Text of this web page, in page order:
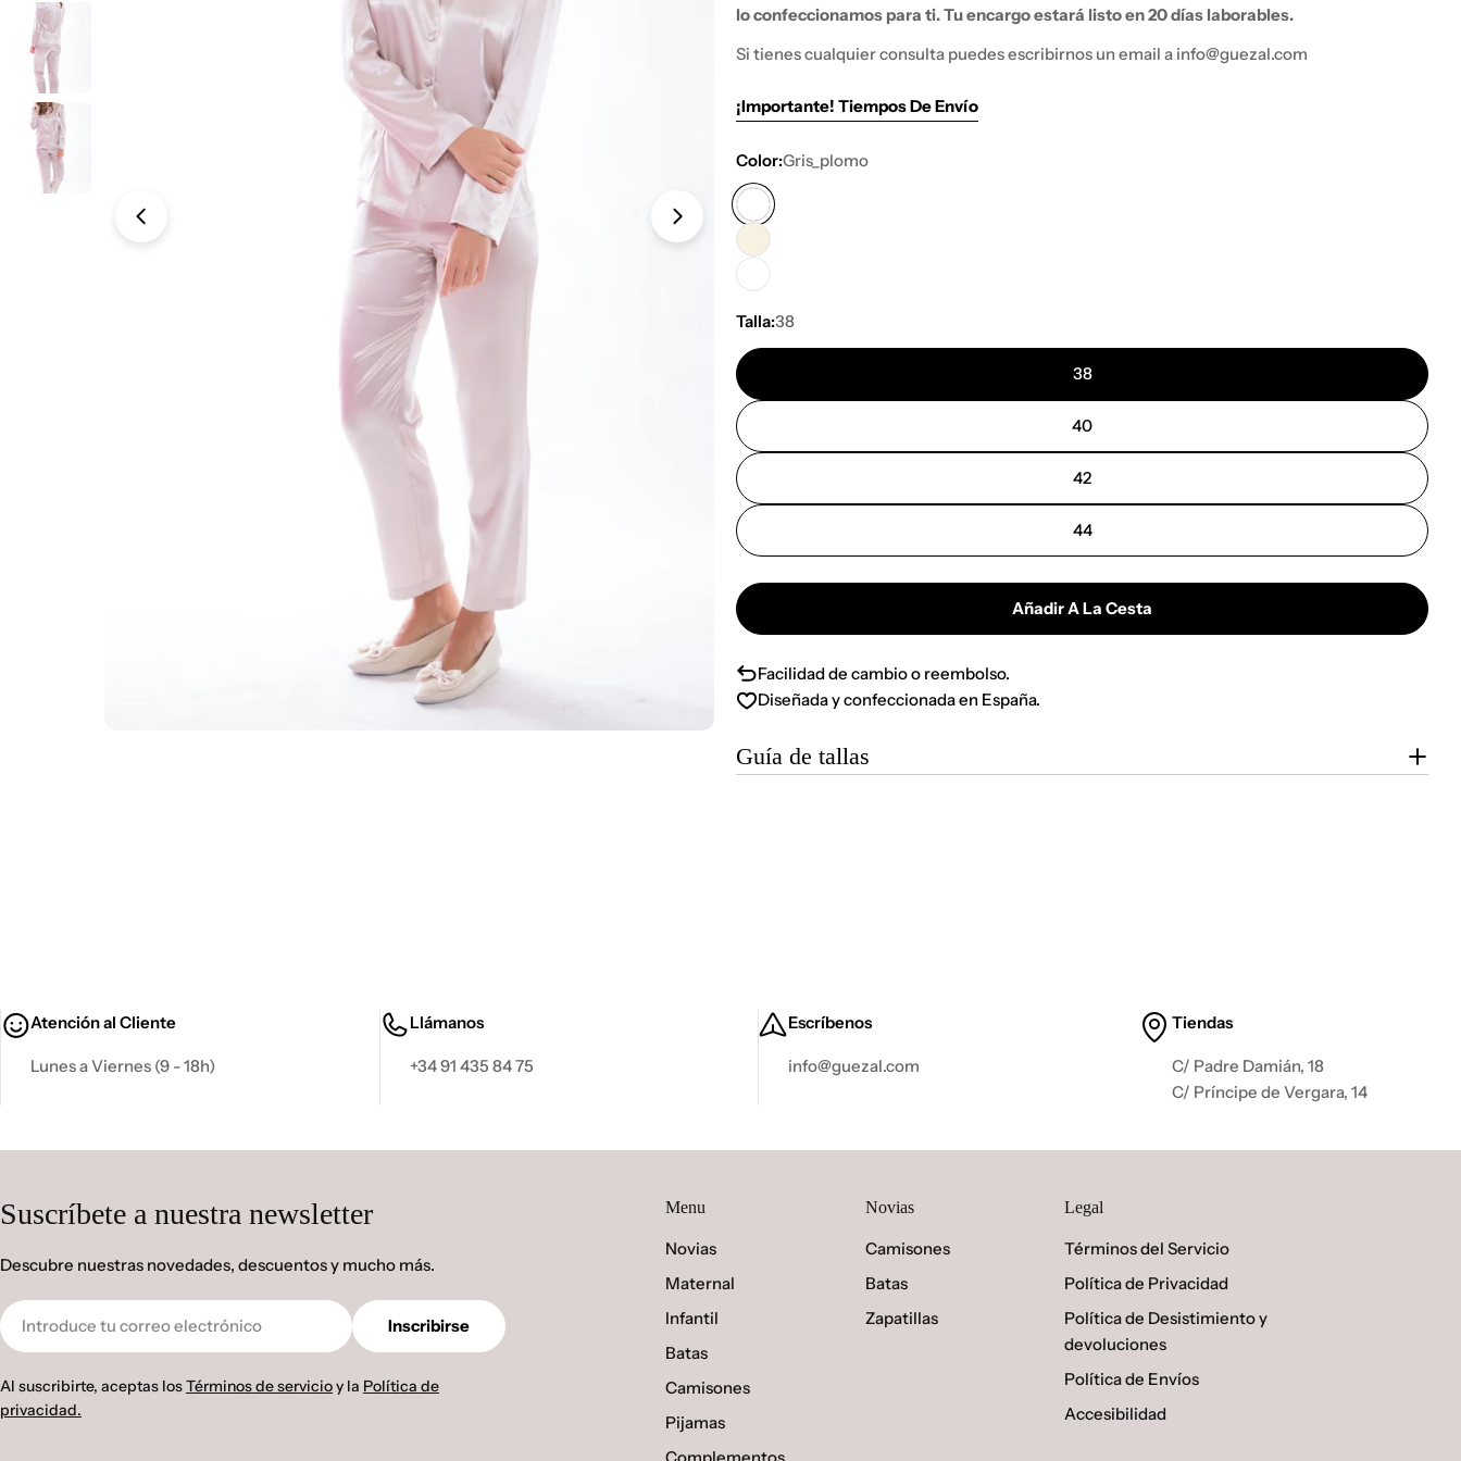
Abrir medios 0 en modal Abrir medios 1 en modal
loconfeccionamos para ti. Tu encargo estará listo en 20 días laborables.
Si tienescualquier consulta puedes escribirnos un email a info@guezal.com
¡Importante! Tiempos De Envío
Color:Gris_plomo
Talla:38
38
40
42
44
Añadir A La Cesta
Facilidad de cambio o reembolso.
Diseñada y confeccionada en España.
Guía de tallas
Atención al Cliente
Lunes a Viernes (9 - 18h)
Llámanos
+34 91 435 84 75
Escríbenos
info@guezal.com
Tiendas
C/ Padre Damián, 18
C/ Príncipe de Vergara, 14
Suscríbete a nuestra newsletter
Descubre nuestras novedades, descuentos y mucho más.
Correo
electrónico
Inscribirse
Al suscribirte, aceptas losTérminos de servicioy la Política de
privacidad.
Menu
Novias
Maternal
Infantil
Batas
Camisones
Pijamas
Novias
Camisones
Batas
Zapatillas
Legal
Términos del Servicio
Política de Privacidad
Política de Desistimiento y
devoluciones
Política de Envíos
Accesibilidad